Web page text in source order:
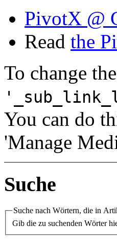
PivotX @
Read the
To change
You can do
'Manage
Suche
Suche nach Wörtern, die in
Gib die zu suchenden Wörter